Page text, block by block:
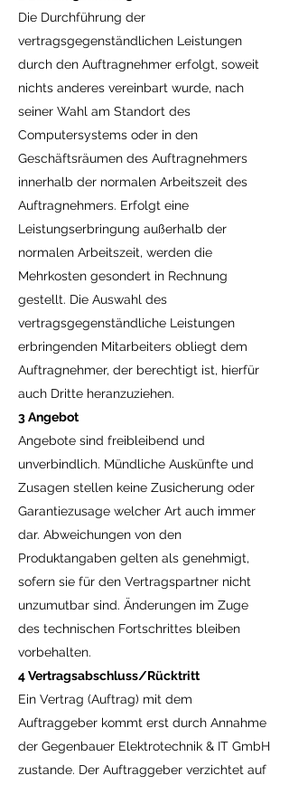
Die Durchführung der
vertragsgegenständlichen Leistungen
durch den Auftragnehmer erfolgt, soweit
nichts anderes vereinbart wurde, nach
seiner Wahl am Standort des
Computersystems oder in den
Geschäftsräumen des Auftragnehmers
innerhalb der normalen Arbeitszeit des
Auftragnehmers. Erfolgt eine
Leistungserbringung außerhalb der
normalen Arbeitszeit, werden die
Mehrkosten gesondert in Rechnung
gestellt. Die Auswahl des
vertragsgegenständliche Leistungen
erbringenden Mitarbeiters obliegt dem
Auftragnehmer, der berechtigt ist, hierfür
auch Dritte heranzuziehen.
3 Angebot
Angebote sind freibleibend und
unverbindlich. Mündliche Auskünfte und
Zusagen stellen keine Zusicherung oder
Garantiezusage welcher Art auch immer
dar. Abweichungen von den
Produktangaben gelten als genehmigt,
sofern sie für den Vertragspartner nicht
unzumutbar sind. Änderungen im Zuge
des technischen Fortschrittes bleiben
vorbehalten.
4 Vertragsabschluss/Rücktritt
Ein Vertrag (Auftrag) mit dem
Auftraggeber kommt erst durch Annahme
der Gegenbauer Elektrotechnik & IT GmbH
zustande. Der Auftraggeber verzichtet auf